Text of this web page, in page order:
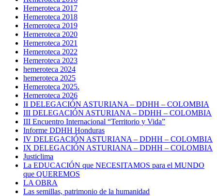
Hemeroteca 2017
Hemeroteca 2018
Hemeroteca 2019
Hemeroteca 2020
Hemeroteca 2021
Hemeroteca 2022
Hemeroteca 2023
hemeroteca 2024
hemeroteca 2025
Hemeroteca 2025.
Hemeroteca 2026
II DELEGACIÓN ASTURIANA – DDHH – COLOMBIA
III DELEGACIÓN ASTURIANA – DDHH – COLOMBIA
III Encuentro Internacional “Territorio y Vida”
Informe DDHH Honduras
IV DELEGACIÓN ASTURIANA – DDHH – COLOMBIA
IX DELEGACIÓN ASTURIANA – DDHH – COLOMBIA
Justiclima
La EDUCACIÓN que NECESITAMOS para el MUNDO
que QUEREMOS
LA OBRA
Las semillas, patrimonio de la humanidad